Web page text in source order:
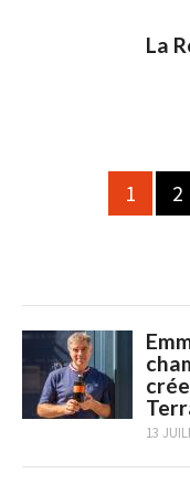
La
1 2
13